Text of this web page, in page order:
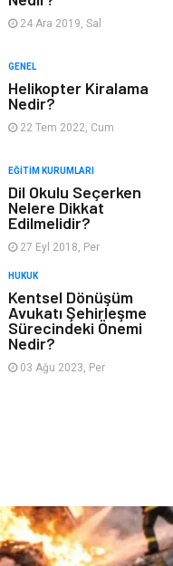
Aksesuar
Turizm
Hediyelik Eşya
Ambalaj
Telekomünikasyon
Periyodik Kontrol
24 Ara 2019, Sal
GENEL
Helikopter Kiralama
Nedir?
22 Tem 2022, Cum
EĞITIM KURUMLARI
Dil Okulu Seçerken
Nelere Dikkat
Edilmelidir?
27 Eyl 2018, Per
HUKUK
Kentsel Dönüşüm
Avukatı Şehirleşme
Sürecindeki Önemi
Nedir?
03 Ağu 2023, Per